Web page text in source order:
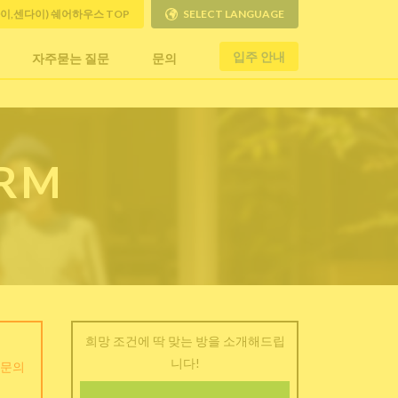
자주묻는 질문 문의 입주 안내
,센다이) 쉐어하우스 TOP SELECT LANGUAGE
의
희망 조건에 딱 맞는 방을 소개해드립
니다!